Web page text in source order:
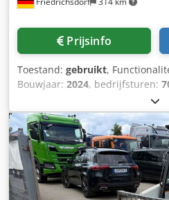
Prijsinfo
Toestand: gebruikt,
Bouwjaar: 2024, bedrijfsturen:
, vrije
brandstoftype:elektrisch,
2.145 mm, vermogen:16 kW
vorkenbordbreedte:1.116 mm,
leeggewicht:4.850 kg, totale
aandrijftype:Elektro,
4-wiel vorkheftruck